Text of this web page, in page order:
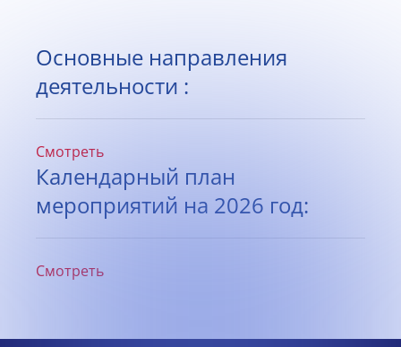
Основные направления
деятельности :
Смотреть
Календарный план
мероприятий на 2026 год:
Смотреть